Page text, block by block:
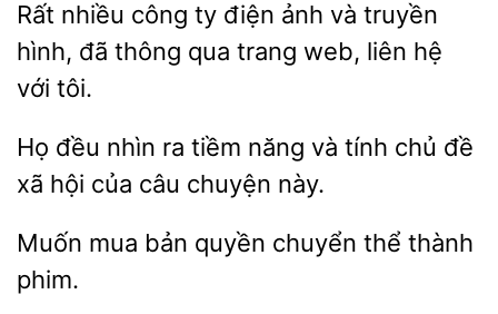
nhiều công ty điện ảnh
truyền
hình, đã thông qua trang
liên hệ
với tôi.
Họ nhìn ra tiềm năng và
đề
xã hội của câu chuyện này.
mua bản
chuyển thể
phim.